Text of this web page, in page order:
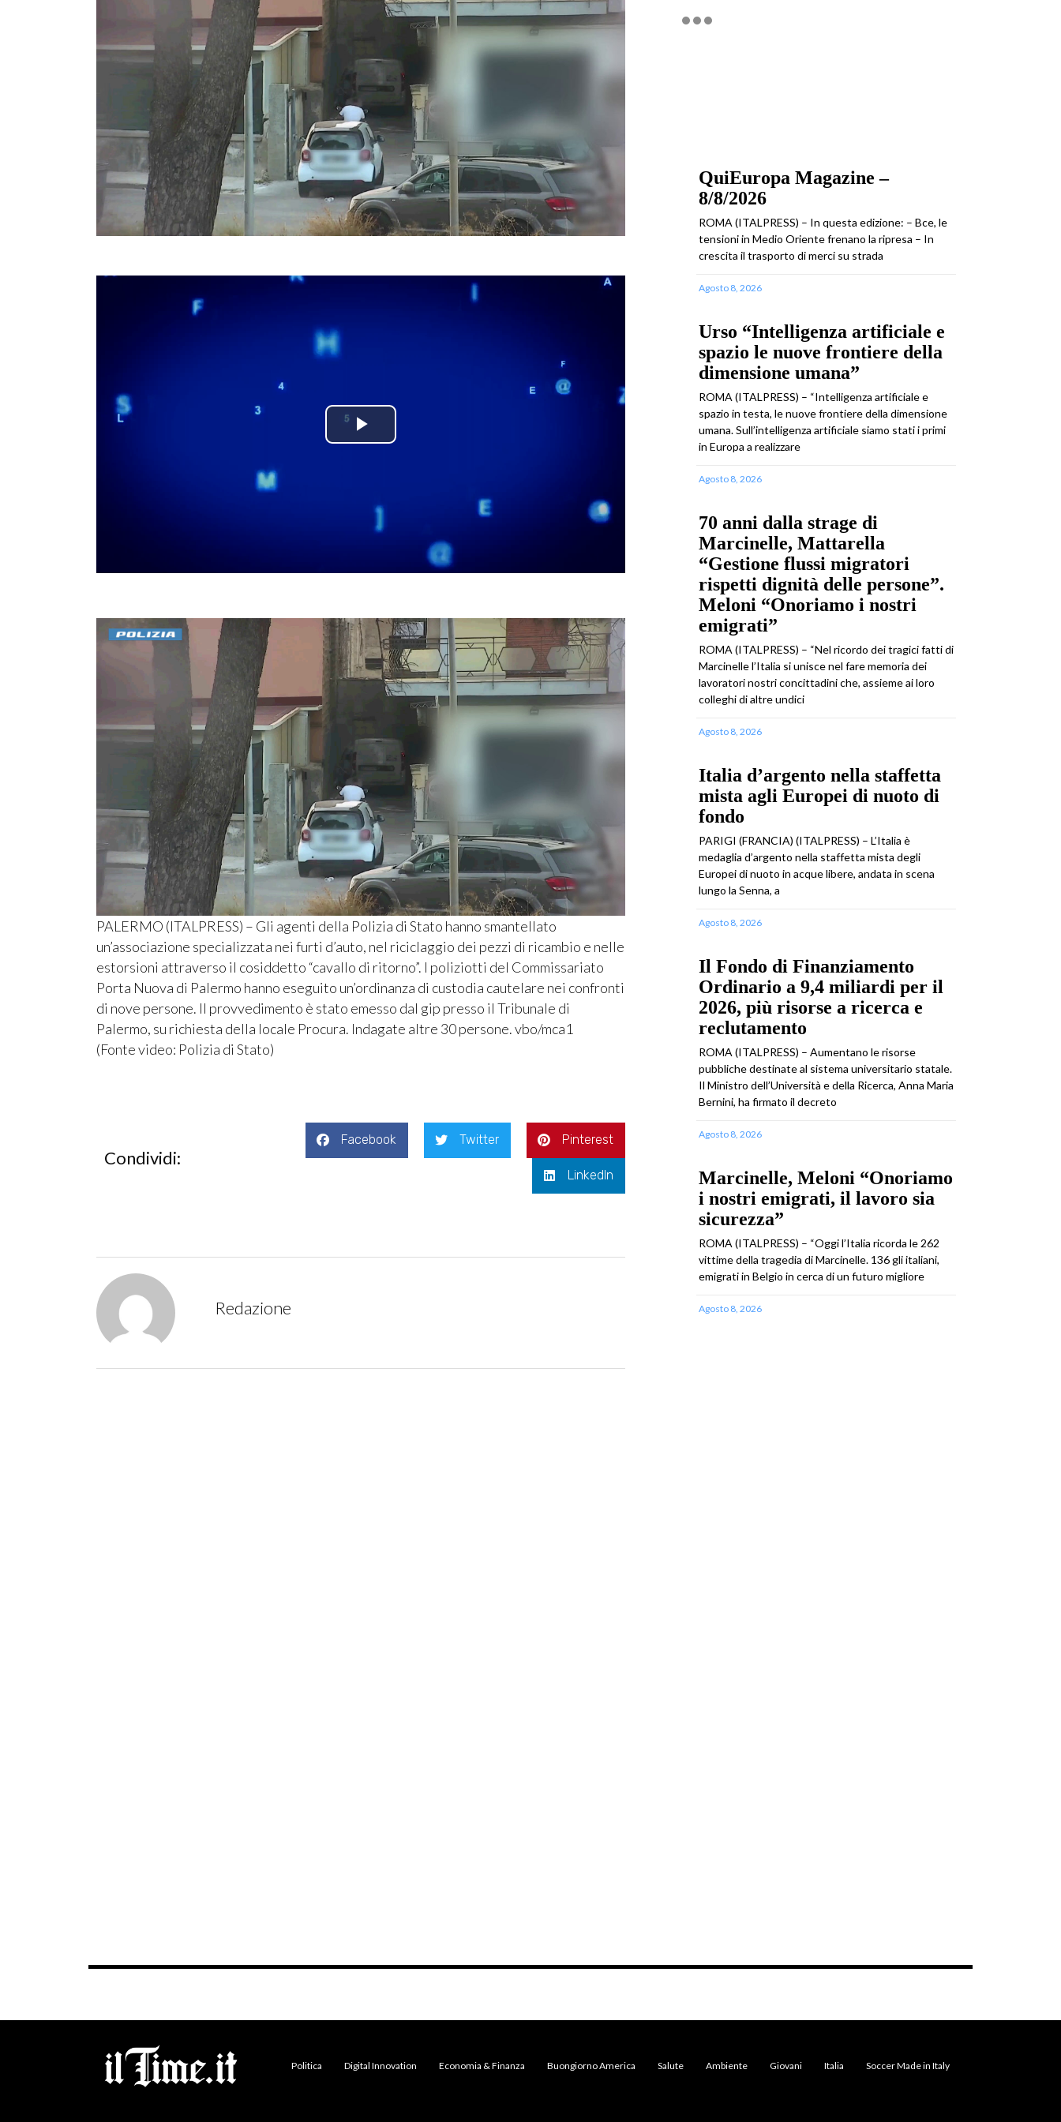
Play
PALERMO (ITALPRESS) – Gli agenti della Polizia di Stato hanno smantellato
un’associazione specializzata nei furti d’auto, nel riciclaggio dei pezzi di ricambio e nelle
estorsioni attraverso il cosiddetto “cavallo di ritorno”. I poliziotti del Commissariato
Porta Nuova di Palermo hanno eseguito un’ordinanza di custodia cautelare nei confronti
di nove persone. Il provvedimento è stato emesso dal gip presso il Tribunale di
Palermo, su richiesta della locale Procura. Indagate altre 30 persone. vbo/mca1
(Fonte video: Polizia di Stato)
Condividi:
Facebook Twitter Pinterest
LinkedIn
Redazione
QuiEuropa Magazine –
8/8/2026
ROMA (ITALPRESS) – In questa edizione: – Bce, le
tensioni in Medio Oriente frenano la ripresa – In
crescita il trasporto di merci su strada
Agosto 8, 2026
Urso “Intelligenza artificiale e
spazio le nuove frontiere della
dimensione umana”
ROMA (ITALPRESS) – “Intelligenza artificiale e
spazio in testa, le nuove frontiere della dimensione
umana. Sull’intelligenza artificiale siamo stati i primi
in Europa a realizzare
Agosto 8, 2026
70 anni dalla strage di
Marcinelle, Mattarella
“Gestione flussi migratori
rispetti dignità delle persone”.
Meloni “Onoriamo i nostri
emigrati”
ROMA (ITALPRESS) – “Nel ricordo dei tragici fatti di
Marcinelle l’Italia si unisce nel fare memoria dei
lavoratori nostri concittadini che, assieme ai loro
colleghi di altre undici
Agosto 8, 2026
Italia d’argento nella staffetta
mista agli Europei di nuoto di
fondo
PARIGI (FRANCIA) (ITALPRESS) – L’Italia è
medaglia d’argento nella staffetta mista degli
Europei di nuoto in acque libere, andata in scena
lungo la Senna, a
Agosto 8, 2026
Il Fondo di Finanziamento
Ordinario a 9,4 miliardi per il
2026, più risorse a ricerca e
reclutamento
ROMA (ITALPRESS) – Aumentano le risorse
pubbliche destinate al sistema universitario statale.
Il Ministro dell’Università e della Ricerca, Anna Maria
Bernini, ha firmato il decreto
Agosto 8, 2026
Marcinelle, Meloni “Onoriamo
i nostri emigrati, il lavoro sia
sicurezza”
ROMA (ITALPRESS) – “Oggi l’Italia ricorda le 262
vittime della tragedia di Marcinelle. 136 gli italiani,
emigrati in Belgio in cerca di un futuro migliore
Agosto 8, 2026
Politica Digital Innovation Economia & Finanza Buongiorno America Salute Ambiente Giovani Italia Soccer Made in Italy